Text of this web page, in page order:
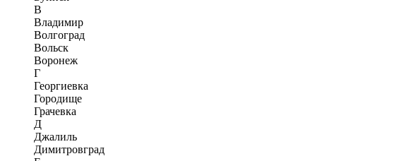
В
Владимир
Волгоград
Вольск
Воронеж
Г
Георгиевка
Городище
Грачевка
Д
Джалиль
Димитровград